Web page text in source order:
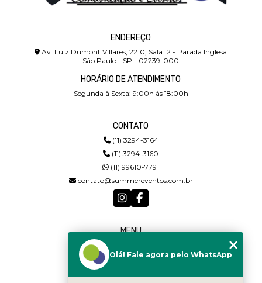
ENDEREÇO
Av. Luiz Dumont Villares, 2210, Sala 12 - Parada Inglesa
São Paulo - SP - 02239-000
HORÁRIO DE ATENDIMENTO
Segunda à Sexta: 9:00h às 18:00h
CONTATO
(11) 3294-3164
(11) 3294-3160
(11) 99610-7791
contato@summereventos.com.br
MENU
QUEM SOMOS
Olá! Fale agora pelo WhatsApp